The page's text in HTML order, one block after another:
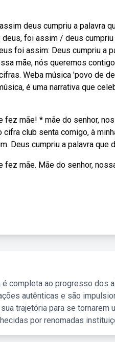
deus cumpriu a palavra
foi assim / deus
foi assim: Deus cumpriu a
mãe, nós queremos
Weba música 'povo de
é uma narrativa que
mãe! * mãe do senhor,
club senta comigo, à
Deus cumpriu a palavra que
fez mãe. Mãe do senhor,
é completa ao progresso dos
autênticas e são
trajetória para se tornarem
por renomadas